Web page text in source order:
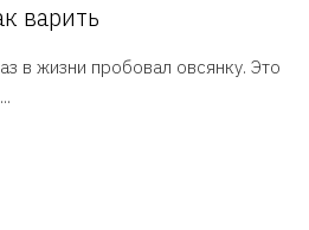
варить
в жизни пробовал овсянку. Это